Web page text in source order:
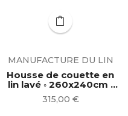
MANUFACTURE DU LIN
Housse de couette en
lin lavé ◦ 260x240cm |
Indigo
Prix
315,00 €